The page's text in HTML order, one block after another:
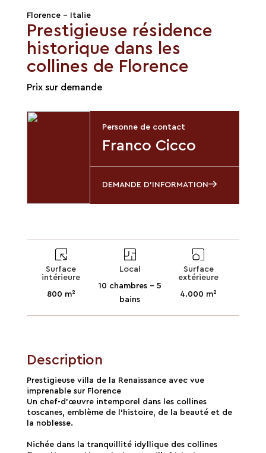
Florence - Italie
Prestigieuse résidence
historique dans les
collines de Florence
Prix sur demande
Personne de contact
Franco Cicco
DEMANDE D'INFORMATION
Surface
intérieure
800 m²
Local
10 chambres - 5
bains
Surface
extérieure
4.000 m²
Description
Prestigieuse villa de la Renaissance avec vue
imprenable sur Florence
Un chef-d'œuvre intemporel dans les collines
toscanes, emblème de l'histoire, de la beauté et de
la noblesse.
Nichée dans la tranquillité idyllique des collines